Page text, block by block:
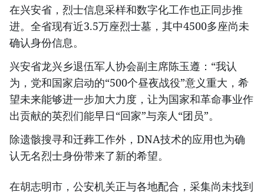
在兴安省，烈士信息采样和数字化工作也正同步推
进。全省现有近3.5万座烈士墓，其中4500多座尚未
确认身份信息。
兴安省龙兴乡退伍军人协会副主席陈玉遵：“我认
为，党和国家启动的“500个昼夜战役”意义重大，希
望未来能够进一步加大力度，让为国家和革命事业作
出贡献的英烈们能早日“回家”与亲人“团员”。
除遗骸搜寻和迁葬工作外，DNA技术的应用也为确
认无名烈士身份带来了新的希望。
在胡志明市，公安机关正与各地配合，采集尚未找到